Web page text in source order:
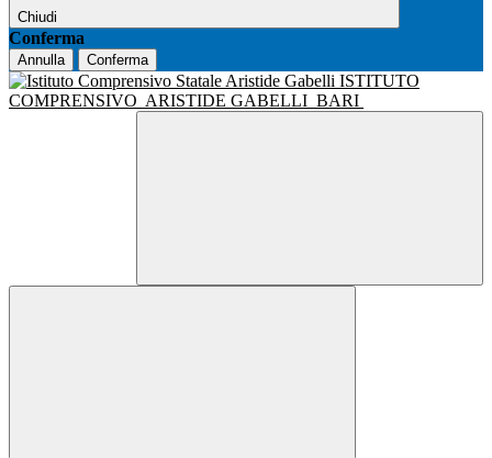
Chiudi
Conferma
Annulla Conferma
ISTITUTO
COMPRENSIVO ARISTIDE GABELLI BARI